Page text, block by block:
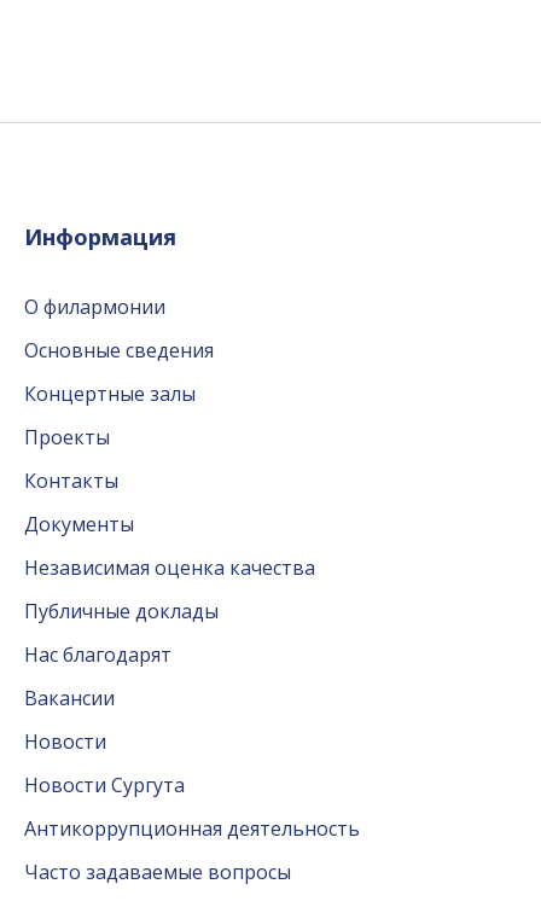
Информация
О филармонии
Основные сведения
Концертные залы
Проекты
Контакты
Документы
Независимая оценка качества
Публичные доклады
Нас благодарят
Вакансии
Новости
Новости Сургута
Антикоррупционная деятельность
Часто задаваемые вопросы